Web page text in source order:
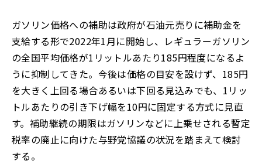
ガソリン価格への補助は政府が石油元売りに補助金を
支給する形で2022年1月に開始し、レギュラーガソリン
の全国平均価格が1 リットルあたり185円程度になるよ
うに抑制してきた。今後は価格の目安を設けず、 185円
を大きく上回る場合あるいは下回る見込みでも、 1 リッ
トルあたりの引き下げ幅を10円に固定する方式に見直
す。補助継続の期限はガソリンなどに上乗せされる暫定
税率の廃止に向けた与野党協議の状況を踏まえて検討
する。